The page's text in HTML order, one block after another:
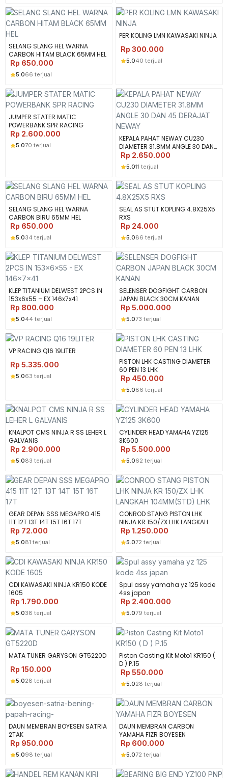
SELANG SLANG HEL WARNA
CARBON HITAM BLACK 65MM HEL
Rp 650.000
5.066 terjual
PER KOLING LMN KAWASAKI NINJA
Rp 300.000
5.040 terjual
JUMPER STATER MATIC
POWERBANK SPR RACING
Rp 2.600.000
5.070 terjual
KEPALA PAHAT NEWAY CU230
DIAMETER 31.8MM ANGLE 30 DAN
45 DERAJAT NEWAY
Rp 2.650.000
5.011 terjual
SELANG SLANG HEL WARNA
CARBON BIRU 65MM HEL
Rp 650.000
5.034 terjual
SEAL AS STUT KOPLING 4.8X25X5
RXS
Rp 24.000
5.086 terjual
KLEP TITANIUM DELWEST 2PCS IN
153x6x55 – EX 146x7x41
Rp 800.000
5.044 terjual
SELENSER DOGFIGHT CARBON
JAPAN BLACK 30CM KANAN
Rp 5.000.000
5.073 terjual
VP RACING Q16 19LITER
Rp 5.335.000
5.063 terjual
PISTON LHK CASTING DIAMETER
60 PEN 13 LHK
Rp 450.000
5.086 terjual
KNALPOT CMS NINJA R SS LEHER L
GALVANIS
Rp 2.900.000
5.083 terjual
CYLINDER HEAD YAMAHA YZ125
3K600
Rp 5.500.000
5.062 terjual
GEAR DEPAN SSS MEGAPRO 415
11T 12T 13T 14T 15T 16T 17T
Rp 72.000
5.081 terjual
CONROD STANG PISTON LHK
NINJA KR 150/ZX LHK LANGKAH
104MM(STD) LHK
Rp 1.250.000
5.072 terjual
CDI KAWASAKI NINJA KR150 KODE
1605
Rp 1.790.000
5.038 terjual
Spul assy yamaha yz 125 kode
4ss japan
Rp 2.400.000
5.079 terjual
MATA TUNER GARYSON GT5220D
Rp 150.000
5.028 terjual
Piston Casting Kit Moto1 KR150 (
D ) P.15
Rp 550.000
5.028 terjual
DAUN MEMBRAN BOYESEN SATRIA
2TAK
Rp 950.000
5.098 terjual
DAUN MEMBRAN CARBON
YAMAHA FIZR BOYESEN
Rp 600.000
5.072 terjual